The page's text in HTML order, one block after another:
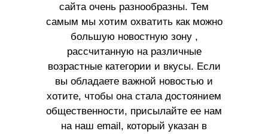
сайта очень разнообразны. Тем
самым мы хотим охватить как можно
большую новостную зону ,
рассчитанную на различные
возрастные категории и вкусы. Если
вы обладаете важной новостью и
хотите, чтобы она стала достоянием
общественности, присылайте ее нам
на наш email, который указан в